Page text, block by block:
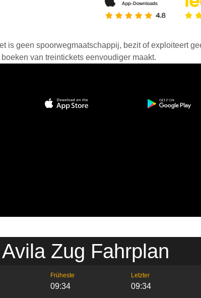
is geen spoorwegmaatschappij, bezit of exploiteert
van treintickets eenvoudiger maakt.
Zug Fahrplan
Früheste
09:34
Letzter
09:34